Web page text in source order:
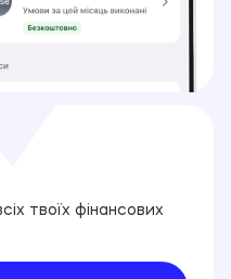
твоїх фінансових